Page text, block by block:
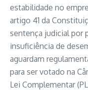
estabilidade no
artigo 41 da
sentença judicial por
insuficiência de
aguardam
para ser votado na
Lei Complementar